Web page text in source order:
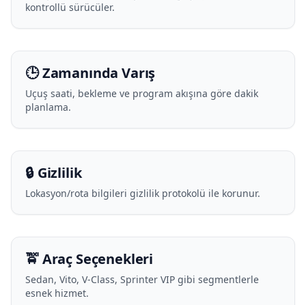
kontrollü sürücüler.
🕒 Zamanında Varış
Uçuş saati, bekleme ve program akışına göre dakik
planlama.
🔒 Gizlilik
Lokasyon/rota bilgileri gizlilik protokolü ile korunur.
🚖 Araç Seçenekleri
Sedan, Vito, V-Class, Sprinter VIP gibi segmentlerle
esnek hizmet.